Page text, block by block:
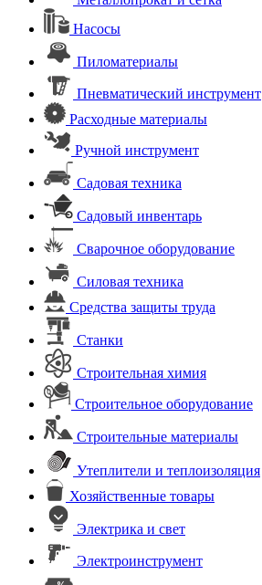
Насосы
Пиломатериалы
Пневматический инструмент
Расходные материалы
Ручной инструмент
Садовая техника
Садовый инвентарь
Сварочное оборудование
Силовая техника
Средства защиты труда
Станки
Строительная химия
Строительное оборудование
Строительные материалы
Утеплители и теплоизоляция
Хозяйственные товары
Электрика и свет
Электроинструмент